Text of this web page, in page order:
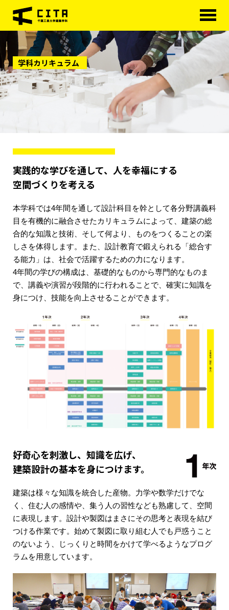
HOME
学べる分野
大学院
アクセス
学科カリキュラム
実践的な学びを通して、人を幸福にする
空間づくりを考える
本学科では4年間を通して設計科目を幹として各分野講義科
目を有機的に融合させたカリキュラムによって、建築の総
合的な知識と技術、そして何より、ものをつくることの楽
しさを体得します。また、設計教育で鍛えられる「総合す
る能力」は、社会で活躍するための力になります。
4年間の学びの構成は、基礎的なものから専門的なものま
で、講義や演習が段階的に行われることで、確実に知識を
身につけ、技能を向上させることができます。
好奇心を刺激し、知識を広げ、
建築設計の基本を身につけます。
建築は様々な知識を統合した産物。力学や数学だけでな
く、住む人の感情や、集う人の習性なども熟慮して、空間
に表現します。設計や製図はまさにその思考と表現を結び
つける作業です。始めて製図に取り組む人でも戸惑うこと
のないよう、じっくりと時間をかけて学べるようなプログ
ラムを用意しています。